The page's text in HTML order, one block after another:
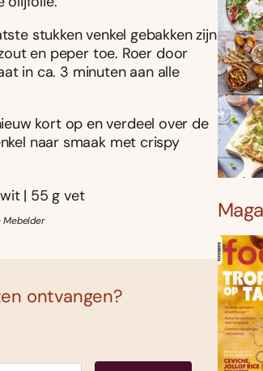
stukken venkel gebakken zijn
en peper toe. Roer door
in ca. 3 minuten aan alle
kort op en verdeel over de
naar smaak met crispy
| 55 g vet
Mebelder
ontvangen?